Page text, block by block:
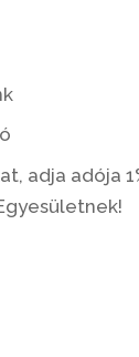
adja adója